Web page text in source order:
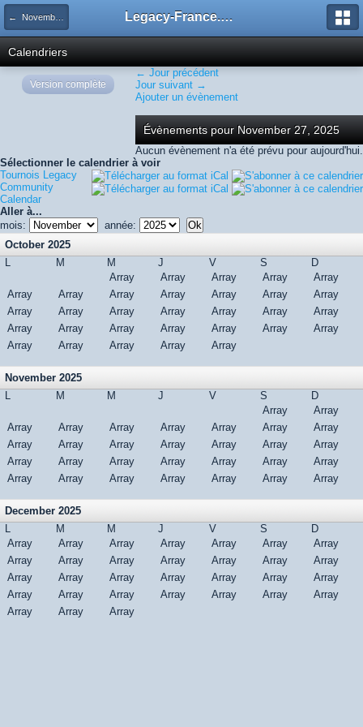
← November 2025 Legacy-France.org - Forum
Calendriers
← Jour précédent
Jour suivant →
Ajouter un évènement
Évènements pour November 27, 2025
Aucun évènement n'a été prévu pour aujourd'hui.
Sélectionner le calendrier à voir
Tournois Legacy
Community
Calendar
Aller à...
mois:
année:
October 2025
L
M M J V S
D
Array
Array Array Array
Array
Array
Array Array Array Array Array
Array
Array
Array Array Array Array Array
Array
Array
Array Array Array Array Array
Array
Array
Array Array Array Array
November 2025
L
M M J V S
D
Array
Array
Array
Array Array Array Array Array
Array
Array
Array Array Array Array Array
Array
Array
Array Array Array Array Array
Array
Array
Array Array Array Array Array Array
December 2025
L
M M J V S
D
Array
Array Array Array Array Array
Array
Array
Array Array Array Array Array
Array
Array
Array Array Array Array Array
Array
Array
Array Array Array Array Array
Array
Array
Array Array
Version complète